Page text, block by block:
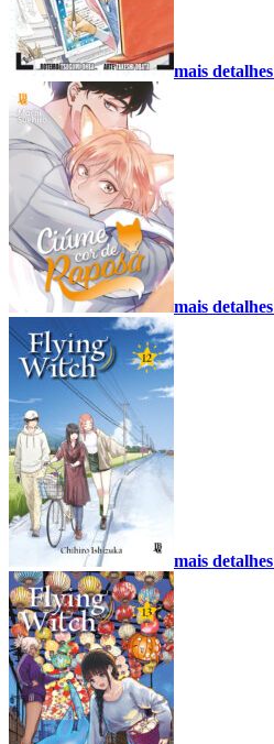
mais detalhes
mais detalhes
mais detalhes